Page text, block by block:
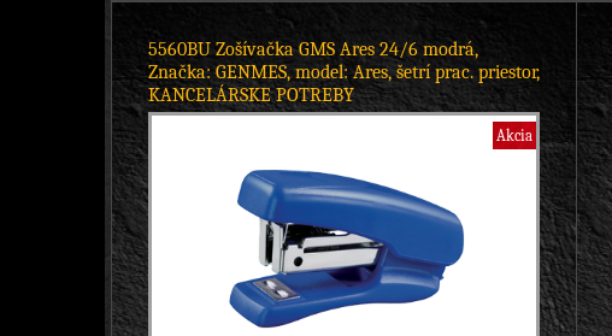
5560BU Zošívačka GMS Ares 24/6 modrá,
Značka: GENMES, model: Ares, šetrí prac. priestor,
KANCELÁRSKE POTREBY
Akcia